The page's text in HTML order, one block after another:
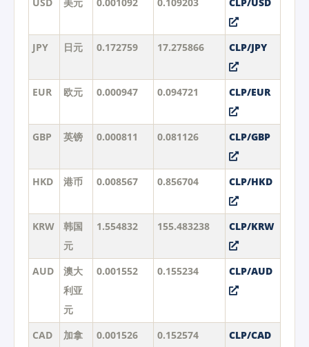
JPY 日元 0.172759 17.275866 CLP/JPY
EUR 欧元 0.000947 0.094721 CLP/EUR
GBP 英镑 0.000811 0.081126 CLP/GBP
HKD 港币 0.008567 0.856704 CLP/HKD
KRW
韩国
元
1.554832 155.483238 CLP/KRW
AUD
澳大
利亚
元
0.001552 0.155234 CLP/AUD
CAD
加拿
0.001526 0.152574 CLP/CAD